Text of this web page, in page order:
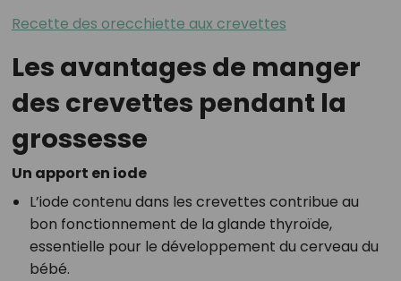
Recette des orecchiette aux crevettes
Les avantages de manger
des crevettes pendant la
grossesse
Un apport en iode
L’iode contenu dans les crevettes contribue au
bon fonctionnement de la glande thyroïde,
essentielle pour le développement du cerveau du
bébé.